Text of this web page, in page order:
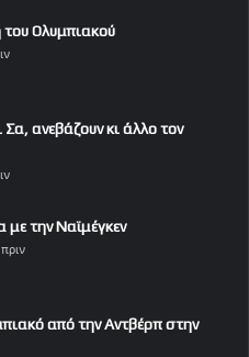
Ολυμπιακού
Σα, ανεβάζουν κι άλλο τον
με την Ναϊμέγκεν
από την Αντβέρπ στην